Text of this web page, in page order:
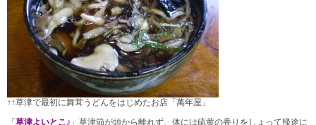
↑↑草津で最初に舞茸うどんをはじめたお店「萬年屋」
「草津よいとこ♪ 」草津節が頭から離れず、体には硫黄の香りをしょって帰途に